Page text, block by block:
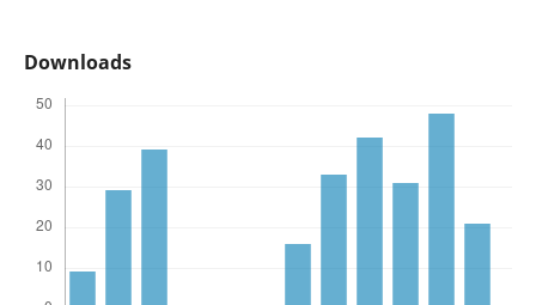
Downloads